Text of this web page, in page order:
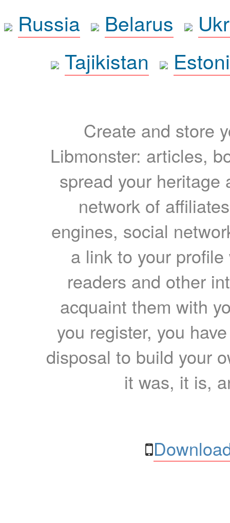
Russia
Belarus
Tajikistan
Create and store
Libmonster: articles,
spread your heritage
network of
engines, social
a link to your
readers and other
acquaint them with
you register, you
disposal to build your
it was, it is,